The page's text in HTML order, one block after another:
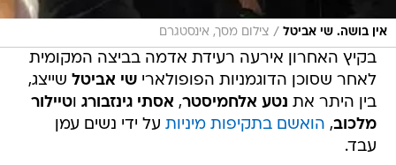
אין בושה. שי אביטל / צילום מסך, אינסטגרם
בקיץ האחרון אירעה רעידת אדמה בביצה המקומית
לאחר שסוכן הדוגמניות הפופולארישי אביטל שייצג,
בין היתר את נטע אלחמיסטר, אסתי גינזבורג וטיילור
מלכוב, הואשם בתקיפות מיניות על ידי נשים עמן
עבד.